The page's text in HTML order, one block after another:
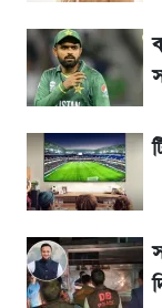
সাকিবের
ঘোষ
লিটনকে নিয়ে
জেনে নিন
তারিখ